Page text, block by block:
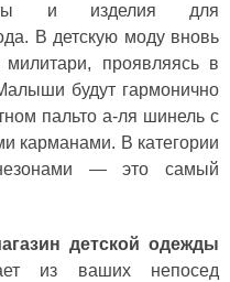
и изделия для
В детскую моду вновь
милитари, проявляясь в
будут гармонично
пальто а-ля шинель с
карманами. В категории
— это самый
детской одежды
из ваших непосед